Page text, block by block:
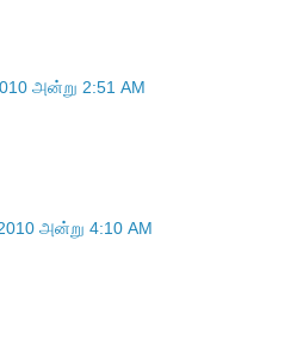
அன்று 2:51 AM
அன்று 4:10 AM